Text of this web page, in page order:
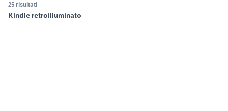
25 risultati
Kindle retroilluminato